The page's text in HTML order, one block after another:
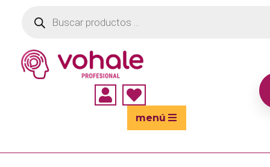
productos
 
menú